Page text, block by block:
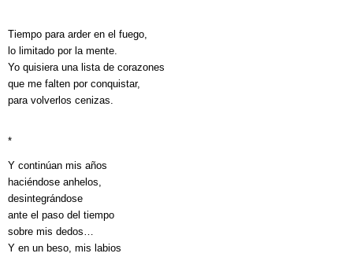
Tiempo para arder en el fuego,
lo limitado por la mente.
Yo quisiera una lista de corazones
que me falten por conquistar,
para volverlos cenizas.
*
Y continúan mis años
haciéndose anhelos,
desintegrándose
ante el paso del tiempo
sobre mis dedos…
Y en un beso, mis labios